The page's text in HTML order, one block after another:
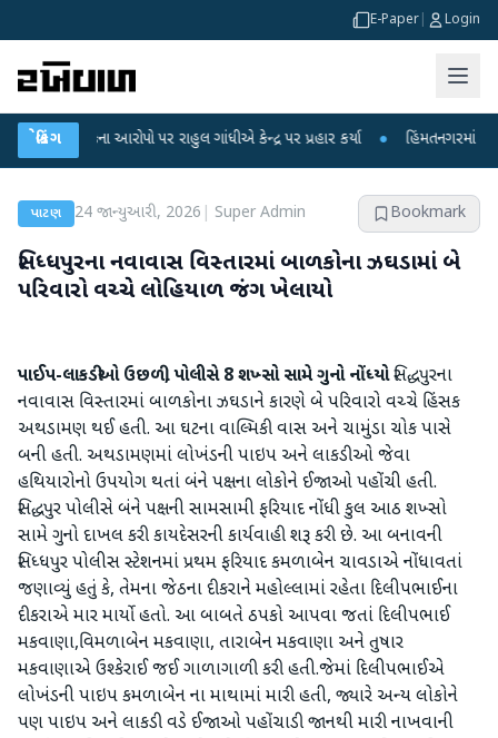
E-Paper Login
બ્રેકિંગ
લીકના આરોપો પર રાહુલ ગાંધીએ કેન્દ્ર પર પ્રહાર કર્યા ● હિંમતનગરમાં રહસ્યમય
પાટણ 24 જાન્યુઆરી, 2026 Super Admin Bookmark
સિધ્ધપુરના નવાવાસ વિસ્તારમાં બાળકોના ઝઘડામાં બે
પરિવારો વચ્ચે લોહિયાળ જંગ ખેલાયો
પાઈપ-લાકડીઓ ઉછળી, પોલીસે 8 શખ્સો સામે ગુનો નોંધ્યોસિદ્ધપુરના
નવાવાસ વિસ્તારમાં બાળકોના ઝઘડાને કારણે બે પરિવારો વચ્ચે હિંસક
અથડામણ થઈ હતી. આ ઘટના વાલ્મિકી વાસ અને ચામુંડા ચોક પાસે
બની હતી. અથડામણમાં લોખંડની પાઇપ અને લાકડીઓ જેવા
હથિયારોનો ઉપયોગ થતાં બંને પક્ષના લોકોને ઈજાઓ પહોંચી હતી.
સિદ્ધપુર પોલીસે બંને પક્ષની સામસામી ફરિયાદ નોંધી કુલ આઠ શખ્સો
સામે ગુનો દાખલ કરી કાયદેસરની કાર્યવાહી શરૂ કરી છે. આ બનાવની
સિધ્ધપુર પોલીસ સ્ટેશનમાં પ્રથમ ફરિયાદ કમળાબેન ચાવડાએ નોંધાવતાં
જણાવ્યું હતું કે, તેમના જેઠના દીકરાને મહોલ્લામાં રહેતા દિલીપભાઈના
દીકરાએ માર માર્યો હતો. આ બાબતે ઠપકો આપવા જતાં દિલીપભાઈ
મકવાણા,વિમળાબેન મકવાણા, તારાબેન મકવાણા અને તુષાર
મકવાણાએ ઉશ્કેરાઈ જઈ ગાળાગાળી કરી હતી.જેમાં દિલીપભાઈએ
લોખંડની પાઇપ કમળાબેન ના માથામાં મારી હતી, જ્યારે અન્ય લોકોને
પણ પાઇપ અને લાકડી વડે ઈજાઓ પહોંચાડી જાનથી મારી નાખવાની